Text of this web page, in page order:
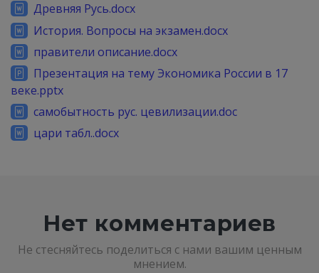
Древняя Русь.docx
История. Вопросы на экзамен.docx
правители описание.docx
Презентация на тему Экономика России в 17
веке.pptx
самобытность рус. цевилизации.doc
цари табл..docx
Нет комментариев
Не стесняйтесь поделиться с нами вашим ценным
мнением.